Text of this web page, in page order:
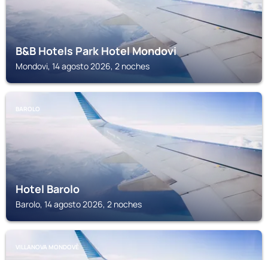
B&B Hotels Park Hotel Mondovi
Mondovi, 14 agosto 2026, 2 noches
BAROLO
Hotel Barolo
Barolo, 14 agosto 2026, 2 noches
VILLANOVA MONDOVĚ